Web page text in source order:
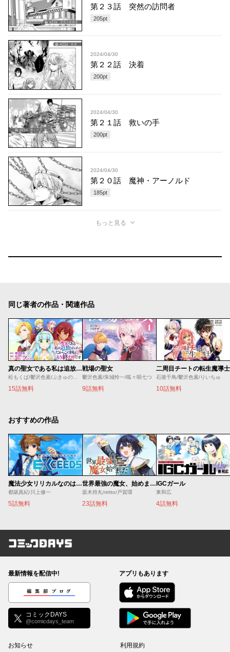
第２３話 突然の訪問者
205pt
2024/04/30
第２２話 決着
200pt
2024/04/30
第２１話 救いの手
200pt
2024/04/30
第２０話 魔神・アーノルド
185pt
もっと見る
同じ著者の作品・関連作品
真の聖女である私は追放されました。だからこの国はもう終わりです
15話無料
戦場の聖女
鬱沢色素/朱城怜一/呱々唄七つ
9話無料
二周目チートの転生魔導士
石後千鳥/鬱沢色素/りいちゅ
10話無料
おすすめの作品
魔法少女リリカルなのは EXCEEDS
都築真紀/川上修一
5話無料
世界最強の魔女、始めました ～私だけ『攻略サイト』を見れる世界で自由に生きます～
坂木持丸/riritto/戸賀環
23話無料
IGCガール
東和広
4話無料
コミックDAYS
最新情報を配信中!
編集部ブログ
コミックDAYS
@comicdays_team
アプリもあります
お知らせ 利用規約